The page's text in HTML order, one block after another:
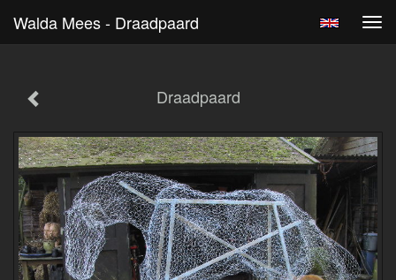
Walda Mees - Draadpaard
Draadpaard